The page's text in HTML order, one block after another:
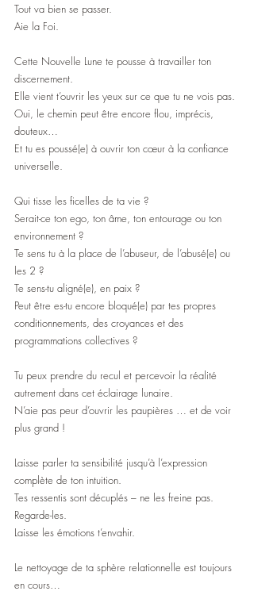
Tout va bien se passer.
Aie la Foi.
Cette Nouvelle Lune te pousse à travailler ton
discernement.
Elle vient t’ouvrir les yeux sur ce que tu ne vois pas.
Oui, le chemin peut être encore flou, imprécis,
douteux…
Et tu es poussé(e) à ouvrir ton cœur à la confiance
universelle.
Qui tisse les ficelles de ta vie ?
Serait-ce ton ego, ton âme, ton entourage ou ton
environnement ?
Te sens tu à la place de l’abuseur, de l’abusé(e) ou
les 2 ?
Te sens-tu aligné(e), en paix ?
Peut être es-tu encore bloqué(e) par tes propres
conditionnements, des croyances et des
programmations collectives ?
Tu peux prendre du recul et percevoir la réalité
autrement dans cet éclairage lunaire.
N’aie pas peur d’ouvrir les paupières … et de voir
plus grand !
Laisse parler ta sensibilité jusqu’à l’expression
complète de ton intuition.
Tes ressentis sont décuplés – ne les freine pas.
Regarde-les.
Laisse les émotions t’envahir.
Le nettoyage de ta sphère relationnelle est toujours
en cours…